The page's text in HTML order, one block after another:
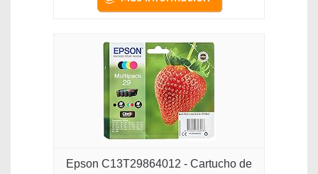
Epson C13T29864012 - Cartucho de